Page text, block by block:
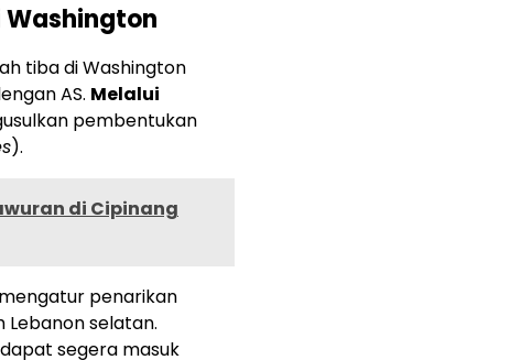
Washington
tiba di Washington
AS. Melalui
pembentukan
).
di Cipinang
penarikan
Lebanon selatan.
segera masuk